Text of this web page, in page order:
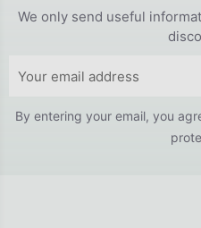
We only send useful
By entering your email, you